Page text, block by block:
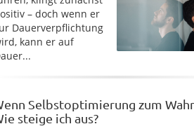
– doch wenn er
Dauerverpflichtung
kann er auf
Selbstoptimierung zum
steige ich aus?